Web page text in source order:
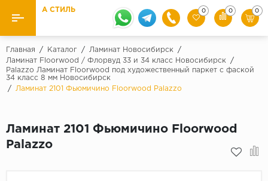
Назад
Ламинат Бренды
Pergo
Quick Step
Ковролин и ковровая плитка
А СТИЛЬ 0 0 0
Главная / Каталог / Ламинат Новосибирск
/
Ламинат Floorwood / Флорвуд 33 и 34 класс Новосибирск
/
Palazzo Ламинат Floorwood под художественный паркет с фаской
34 класс 8 мм Новосибирск
/
Ламинат 2101 Фьюмичино Floorwood Palazzo
Ламинат 2101 Фьюмичино Floorwood
Palazzo